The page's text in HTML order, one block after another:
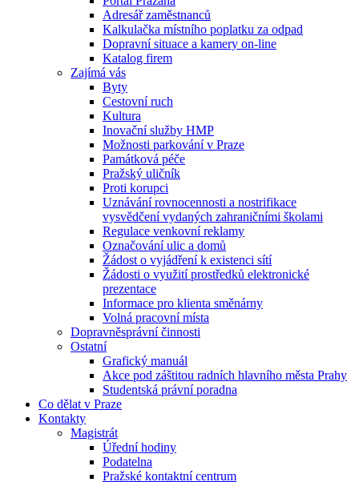
Adresář zaměstnanců
Kalkulačka místního poplatku za odpad
Dopravní situace a kamery on-line
Katalog firem
Zajímá vás
Byty
Cestovní ruch
Kultura
Inovační služby HMP
Možnosti parkování v Praze
Památková péče
Pražský uličník
Proti korupci
Uznávání rovnocennosti a nostrifikace
vysvědčení vydaných zahraničními školami
Regulace venkovní reklamy
Označování ulic a domů
Žádost o vyjádření k existenci sítí
Žádosti o využití prostředků elektronické
prezentace
Informace pro klienta směnárny
Volná pracovní místa
Dopravněsprávní činnosti
Ostatní
Grafický manuál
Akce pod záštitou radních hlavního města Prahy
Studentská právní poradna
Co dělat v Praze
Kontakty
Magistrát
Úřední hodiny
Podatelna
Pražské kontaktní centrum